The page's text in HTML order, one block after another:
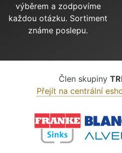
výběrem a zodpovíme
každou otázku. Sortiment
známe poslepu.
Člen skupiny
Přejít na centrální